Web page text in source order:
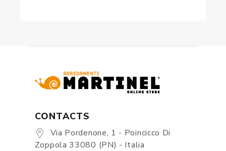
CONTACTS
Via Pordenone, 1 - Poincicco Di
Zoppola 33080 (PN) - Italia